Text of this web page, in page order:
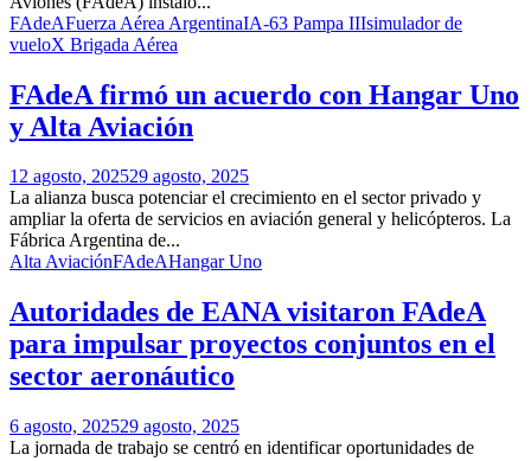
FAdeAFuerza Aérea ArgentinaIA-63 Pampa IIIsimulador de
vueloX Brigada Aérea
FAdeA firmó un acuerdo con Hangar Uno
y Alta Aviación
12 agosto, 202529 agosto, 2025
La alianza busca potenciar el crecimiento en el sector privado y
ampliar la oferta de servicios en aviación general y helicópteros. La
Fábrica Argentina de...
Alta AviaciónFAdeAHangar Uno
Autoridades de EANA visitaron FAdeA
para impulsar proyectos conjuntos en el
sector aeronáutico
6 agosto, 202529 agosto, 2025
La jornada de trabajo se centró en identificar oportunidades de